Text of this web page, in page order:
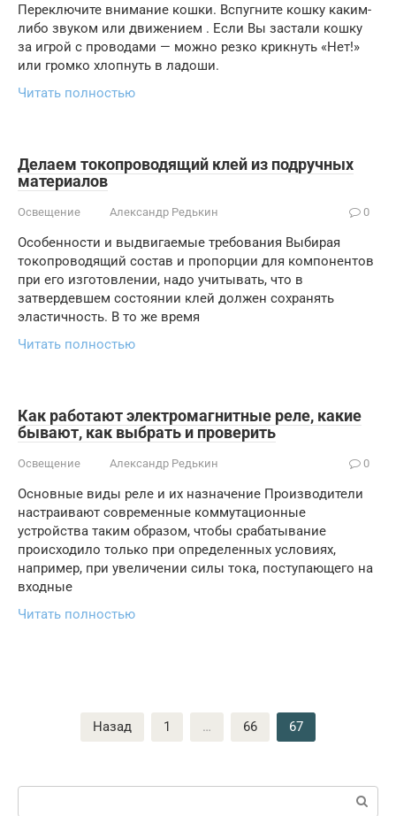
Переключите внимание кошки. Вспугните кошку каким-
либо звуком или движением . Если Вы застали кошку
за игрой с проводами — можно резко крикнуть «Нет!»
или громко хлопнуть в ладоши.
Читать полностью
Делаем токопроводящий клей из подручных
материалов
Освещение Александр Редькин 0
Особенности и выдвигаемые требования Выбирая
токопроводящий состав и пропорции для компонентов
при его изготовлении, надо учитывать, что в
затвердевшем состоянии клей должен сохранять
эластичность. В то же время
Читать полностью
Как работают электромагнитные реле, какие
бывают, как выбрать и проверить
Освещение Александр Редькин 0
Основные виды реле и их назначение Производители
настраивают современные коммутационные
устройства таким образом, чтобы срабатывание
происходило только при определенных условиях,
например, при увеличении силы тока, поступающего на
входные
Читать полностью
Назад 1 … 66 67
Поиск: